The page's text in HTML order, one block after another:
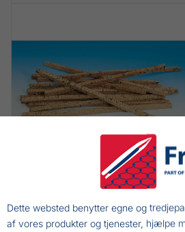
KORKSTRIMLER, 17X17X460
MM
Dette websted benytter egne og
af vores produkter og tjenester, hjælpe